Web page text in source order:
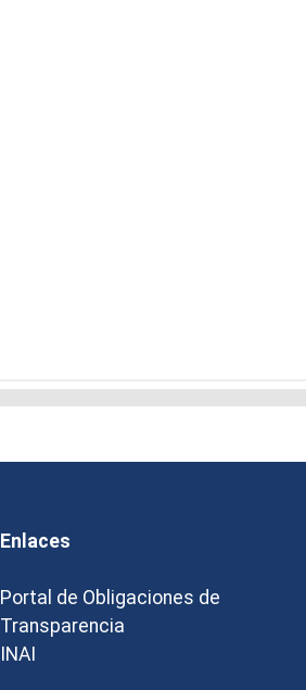
Enlaces
Portal de Obligaciones de
Transparencia
INAI